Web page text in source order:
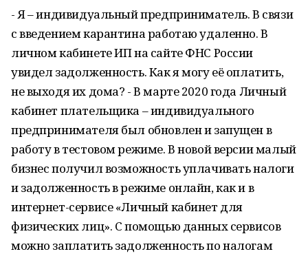
- Я – индивидуальный предприниматель. В связи
с введением карантина работаю удаленно. В
личном кабинете ИП на сайте ФНС России
увидел задолженность. Как я могу её оплатить,
не выходя их дома? - В марте 2020 года Личный
кабинет плательщика – индивидуального
предпринимателя был обновлен и запущен в
работу в тестовом режиме. В новой версии малый
бизнес получил возможность уплачивать налоги
и задолженность в режиме онлайн, как и в
интернет-сервисе «Личный кабинет для
физических лиц». С помощью данных сервисов
можно заплатить задолженность по налогам